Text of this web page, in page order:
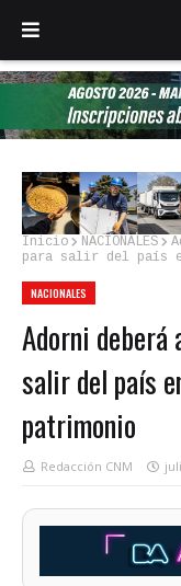
Inicio NACIONALES
para salir del país
NACIONALES
Adorni
salir del país
patrimonio
Redacción CNM